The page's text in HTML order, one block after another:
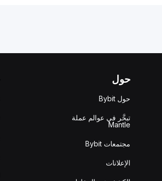
حول
حول Bybit
تبحَّر في عوالم عملة
Mantle
مجتمعات Bybit
الإعلانات